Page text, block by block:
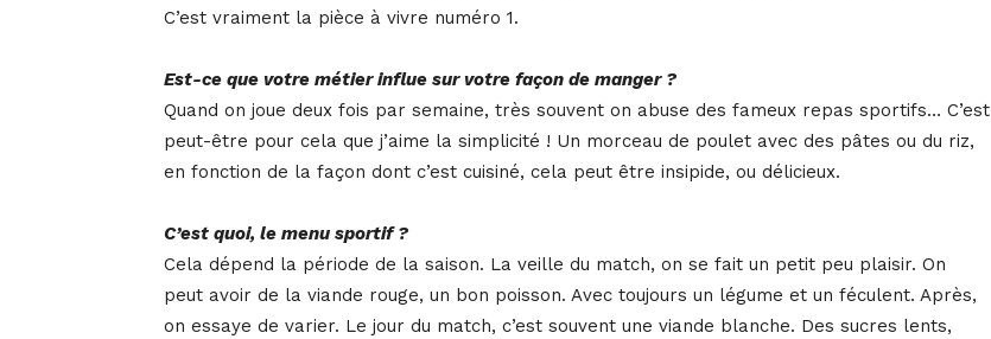
C’est vraiment la pièce à vivre numéro 1.
Est-ce que votre métier influe sur votre façon de manger ?
Quand on joue deux fois par semaine, très souvent on abuse des fameux repas sportifs… C’est
peut-être pour cela que j’aime la simplicité ! Un morceau de poulet avec des pâtes ou du riz,
en fonction de la façon dont c’est cuisiné, cela peut être insipide, ou délicieux.
C’est quoi, le menu sportif ?
Cela dépend la période de la saison. La veille du match, on se fait un petit peu plaisir. On
peut avoir de la viande rouge, un bon poisson. Avec toujours un légume et un féculent. Après,
on essaye de varier. Le jour du match, c’est souvent une viande blanche. Des sucres lents,